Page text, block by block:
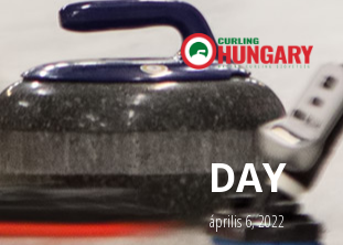
DAY
április 6, 2022